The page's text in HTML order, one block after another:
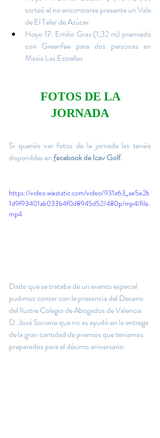
sorteó al no encontrarse presente un Vale
de El Telar de Azúcar
Hoyo 17: Emilio Gras (1,32 m) premiado
con Greenfee para dos personas en
Masía Las Estrellas
FOTOS DE LA
JORNADA
Si queréis ver fotos de la jornada las tenéis
disponibles en facebook de Icav Golf.
https://video.wixstatic.com/video/931a63_ae5e2b
1d9f93401ab033b4f0d8945d52/480p/mp4/file.
mp4
Dado que se trataba de un evento especial
pudimos contar con la presencia del Decano
del Ilustre Colegio de Abogados de Valencia
D. José Soriano que no as ayudó en la entrega
de la gran cantidad de premios que teníamos
preparados para el décimo aniversario.